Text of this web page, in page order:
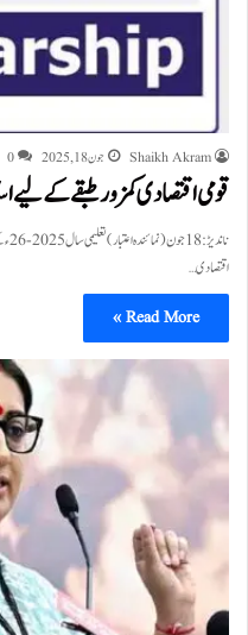
Shaikh Akram جون 18, 2025 0
قومی اقتصادی کمزور طبقے کے لیے
اقتصادی…
Read More »